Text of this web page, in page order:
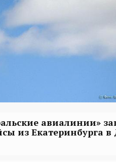
авиалинии»
из Екатеринбурга в